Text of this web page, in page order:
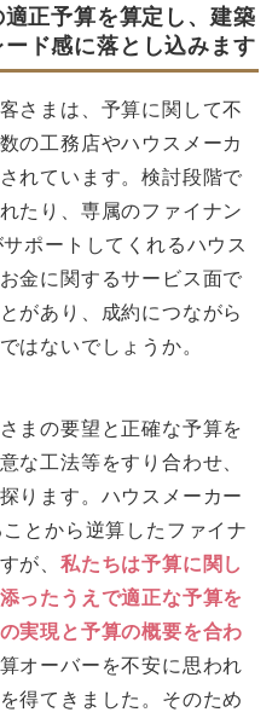
正予算を算定し、建築
ド感に落とし込みます
さまは、予算に関して不
の工務店やハウスメーカ
れています。検討段階で
たり、専属のファイナン
ポートしてくれるハウス
金に関するサービス面で
があり、成約につながら
はないでしょうか。
まの要望と正確な予算を
な工法等をすり合わせ、
ります。ハウスメーカー
とから逆算したファイナ
が、 私たちは予算に関し
ったうえで適正な予算を
実現と予算の概要を合わ
オーバーを不安に思われ
得てきました。そのため